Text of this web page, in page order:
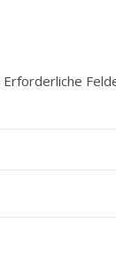
Erforderliche